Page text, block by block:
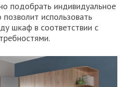
подобрать индивидуальное
использовать
шкаф в соответствии с